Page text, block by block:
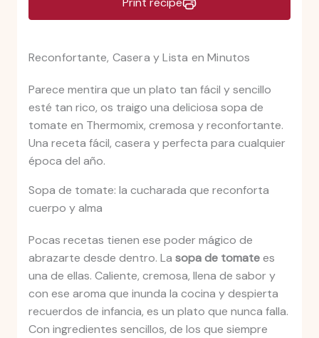
Reconfortante, Casera y Lista en Minutos
Parece mentira que un plato tan fácil y sencillo
esté tan rico, os traigo una deliciosa sopa de
tomate en Thermomix, cremosa y reconfortante.
Una receta fácil, casera y perfecta para cualquier
época del año.
Sopa de tomate: la cucharada que reconforta
cuerpo y alma
Pocas recetas tienen ese poder mágico de
abrazarte desde dentro. La sopa de tomatees
una de ellas. Caliente, cremosa, llena de sabor y
con ese aroma que inunda la cocina y despierta
recuerdos de infancia, es un plato que nunca falla.
Con ingredientes sencillos, de los que siempre